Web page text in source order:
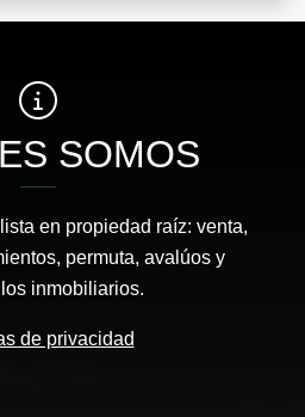
SOMOS
en propiedad raíz: venta,
permuta, avalúos y
inmobiliarios.
de privacidad